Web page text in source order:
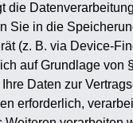
die
Sie in die
(z. B. via Device-
auf Grundlage von
Daten zur
erforderlich,